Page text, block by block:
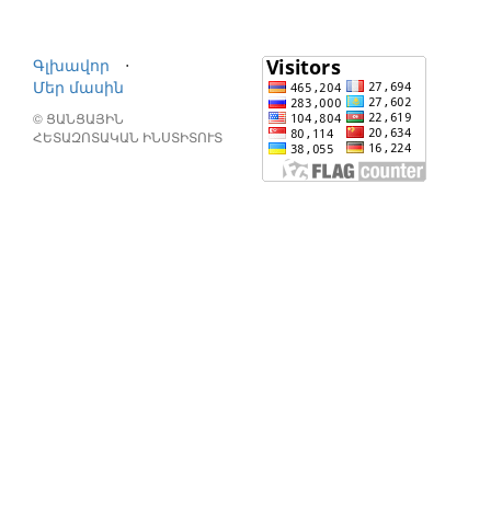
Գլխավոր
⋅
Մեր մասին
© ՑԱՆՑԱՅԻՆ
ՀԵՏԱԶՈՏԱԿԱՆ ԻՆՍՏԻՏՈՒՏ